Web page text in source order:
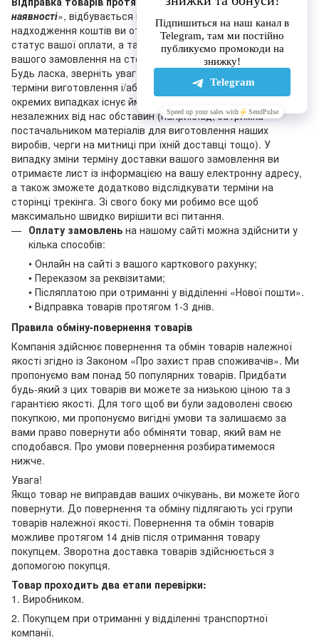
наявності», відбувається після оплати замовлення (після
надходження коштів ви отримаєте лист, що підтверджує
статус вашої оплати, а також ви побачите зміну статусу
вашого замовлення на сторінці трекінга на нашому сайті).
Будь ласка, зверніть увагу на те, що зазначені на сайті
терміни виготовлення і/або доставки є орієнтовними: в
окремих випадках існує ймовірність затримки з об’єктивних
незалежних від нас обставин (наприклад, затримка
постачальником матеріалів для виготовлення наших
виробів, черги на митниці при їхній доставці тощо). У
випадку зміни терміну доставки вашого замовлення ви
отримаєте лист із інформацією на вашу електронну адресу,
а також зможете додатково відслідкувати терміни на
сторінці трекінга. Зі свого боку ми робимо все щоб
максимально швидко вирішити всі питання.
Оплату замовлень на нашому сайті можна здійснити у
кілька способів:
• Онлайн на сайті з вашого карткового рахунку;
• Переказом за реквізитами;
• Післяплатою при отриманні у відділенні «Нової пошти».
• Відправка товарів протягом 1-3 днів.
Правила обміну-повернення товарів
Компанія здійснює повернення та обмін товарів належної
якості згідно із Законом «Про захист прав споживачів». Ми
пропонуємо вам понад 50 популярних товарів. Придбати
будь-який з цих товарів ви можете за низькою ціною та з
гарантією якості. Для того щоб ви були задоволені своєю
покупкою, ми пропонуємо вигідні умови та залишаємо за
вами право повернути або обміняти товар, який вам не
сподобався. Про умови повернення розбиратимемося
нижче.
Увага!
Якщо товар не виправдав ваших очікувань, ви можете його
повернути. До повернення та обміну підлягають усі групи
товарів належної якості. Повернення та обмін товарів
можливе протягом 14 днів після отримання товару
покупцем. Зворотна доставка товарів здійснюється з
допомогою покупця.
Товар проходить два етапи перевірки:
1. Виробником.
2. Покупцем при отриманні у відділенні транспортної
компанії.